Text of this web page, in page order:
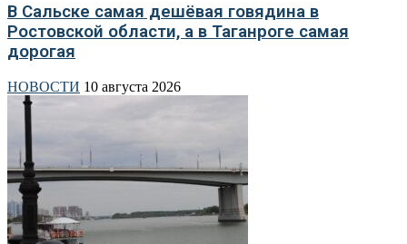
В Сальске самая дешёвая говядина в
Ростовской области, а в Таганроге самая
дорогая
НОВОСТИ 10 августа 2026